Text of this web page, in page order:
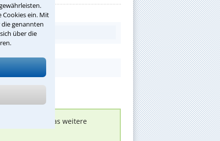
Cookies ein. Mit
genannten
über die
melden, um das weitere